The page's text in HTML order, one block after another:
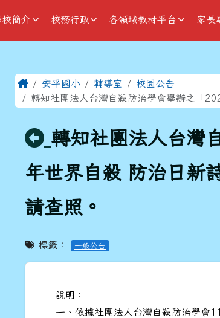
校簡介 校務行政 各領域教材平台 家長
主內容區域
Home安平國小 輔導室
校園公告
轉知社團法人台灣自殺防治學會舉辦之「
回上頁
轉知社團法人台灣
年世界自殺 防治日新
請查照。
標籤： 一般公告
說明：
一、依據社團法人台灣自殺防治學